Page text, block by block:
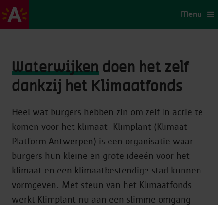
Menu
Waterwijken doen het zelf
dankzij het Klimaatfonds
Heel wat burgers hebben zin om zelf in actie te
komen voor het klimaat. Klimplant (Klimaat
Platform Antwerpen) is een organisatie waar
burgers hun kleine en grote ideeën voor het
klimaat en een klimaatbestendige stad kunnen
vormgeven. Met steun van het Klimaatfonds
werkt Klimplant nu aan een slimme omgang